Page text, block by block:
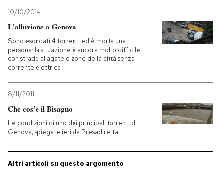
CALENDARIO
AREA PERSONALE
Entra
10/10/2014
L’alluvione a Genova
Sono esondati 4 torrenti ed è morta una
persona: la situazione è ancora molto difficile
con strade allagate e zone della città senza
corrente elettrica
8/11/2011
Che cos’è il Bisagno
Le condizioni di uno dei principali torrenti di
Genova, spiegate ieri da Presadiretta
Altri articoli su questo argomento